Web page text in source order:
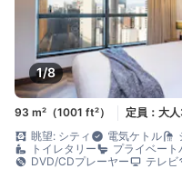
1/8
93 m²（1001 ft²） 定員：大
眺望: シティ
電気ケトル
トイレタリー
プライベート
DVD/CDプレーヤー
テレビ